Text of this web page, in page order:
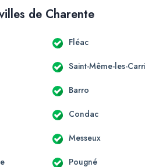
de Charente
Fléac
Saint-Même-les-
Barro
Condac
Messeux
Pougné